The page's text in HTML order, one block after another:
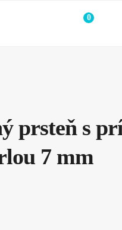
0
prsteň s
7 mm